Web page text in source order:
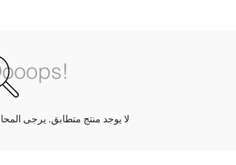
لا يوجد منتج متطابق. يرجى